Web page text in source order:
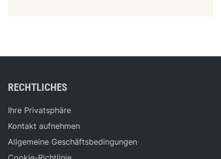
RECHTLICHES
Ihre Privatsphäre
Kontakt aufnehmen
Allgemeine Geschäftsbedingungen